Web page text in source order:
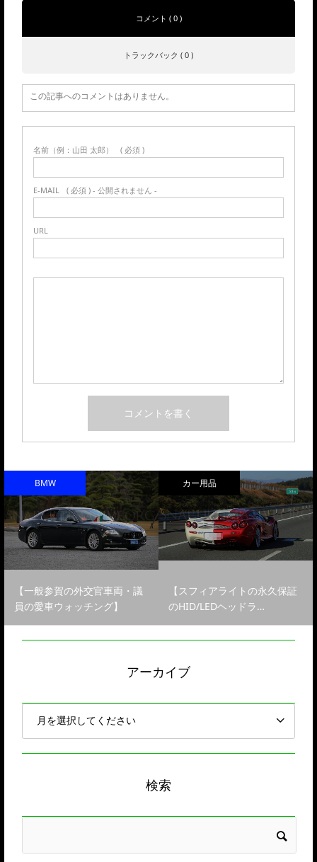
コメント ( 0 )
トラックバック ( 0 )
この記事へのコメントはありません。
名前（例：山田 太郎） ( 必須 )
E-MAIL ( 必須 ) - 公開されません -
URL
BMW
【一般参賀の外交官車両・議
員の愛車ウォッチング】
カー用品
【スフィアライトの永久保証
のHID/LEDヘッドラ…
アーカイブ
検索